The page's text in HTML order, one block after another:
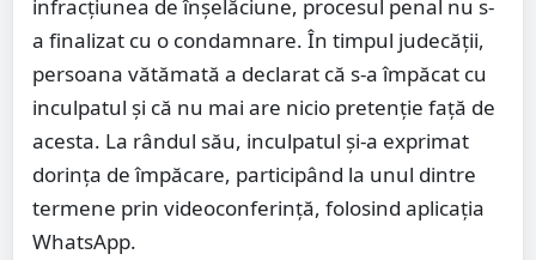
infracțiunea de înșelăciune, procesul penal nu s-
a finalizat cu o condamnare. În timpul judecății,
persoana vătămată a declarat că s-a împăcat cu
inculpatul și că nu mai are nicio pretenție față de
acesta. La rândul său, inculpatul și-a exprimat
dorința de împăcare, participând la unul dintre
termene prin videoconferință, folosind aplicația
WhatsApp.